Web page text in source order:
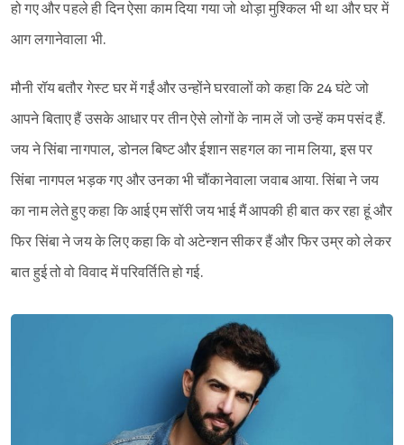
हो गए और पहले ही दिन ऐसा काम दिया गया जो थोड़ा मुश्किल भी था और घर में
आग लगानेवाला भी.
मौनी रॉय बतौर गेस्ट घर में गईं और उन्होंने घरवालों को कहा कि 24 घंटे जो
आपने बिताए हैं उसके आधार पर तीन ऐसे लोगों के नाम लें जो उन्हें कम पसंद हैं.
जय ने सिंबा नागपाल, डोनल बिष्ट और ईशान सहगल का नाम लिया, इस पर
सिंबा नागपल भड़क गए और उनका भी चौंकानेवाला जवाब आया. सिंबा ने जय
का नाम लेते हुए कहा कि आई एम सॉरी जय भाई मैं आपकी ही बात कर रहा हूं और
फिर सिंबा ने जय के लिए कहा कि वो अटेन्शन सीकर हैं और फिर उम्र को लेकर
बात हुई तो वो विवाद में परिवर्तिति हो गई.